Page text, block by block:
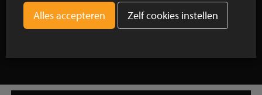
Toon alle reportages
Zelf cookies instellen